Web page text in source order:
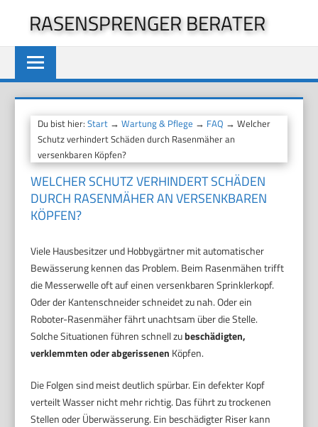
springen
RASENSPRENGER BERATER
Du bist hier:Start →Wartung & Pflege → FAQ → Welcher
Schutz verhindert Schäden durch Rasenmäher an
versenkbaren Köpfen?
WELCHER SCHUTZ VERHINDERT SCHÄDEN
DURCH RASENMÄHER AN VERSENKBAREN
KÖPFEN?
Viele Hausbesitzer und Hobbygärtner mit automatischer
Bewässerung kennen das Problem. Beim Rasenmähen trifft
die Messerwelle oft auf einen versenkbaren Sprinklerkopf.
Oder der Kantenschneider schneidet zu nah. Oder ein
Roboter-Rasenmäher fährt unachtsam über die Stelle.
Solche Situationen führen schnell zubeschädigten,
verklemmten oder abgerissenen Köpfen.
Die Folgen sind meist deutlich spürbar. Ein defekter Kopf
verteilt Wasser nicht mehr richtig. Das führt zu trockenen
Stellen oder Überwässerung. Ein beschädigter Riser kann